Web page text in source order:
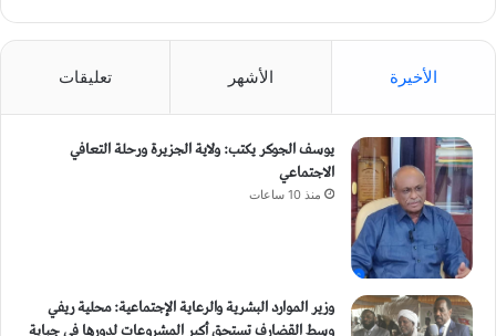
الأخيرة الأشهر تعليقات
يوسف الجوكر يكتب: ولاية الجزيرة ورحلة التعافي
الاجتماعي
منذ 10 ساعات
وزير الموارد البشرية والرعاية الإجتماعية: محلية ريفي